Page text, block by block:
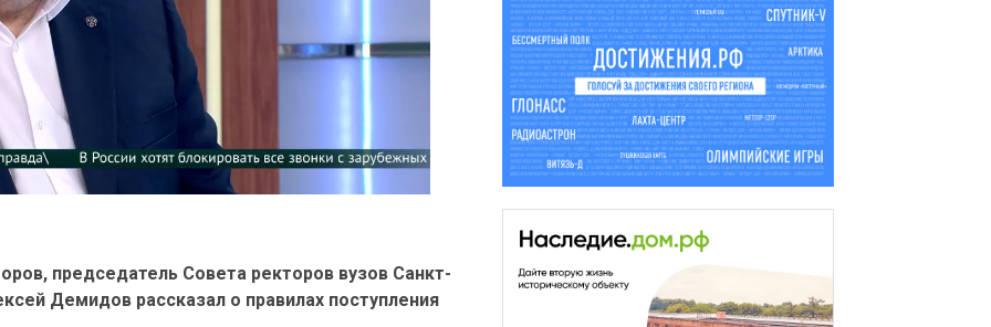
председатель Совета ректоров вузов Санкт-
Демидов рассказал о правилах поступления